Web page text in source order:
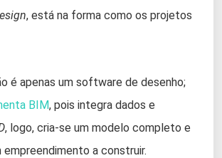
, está na forma como os projetos
é apenas um software de desenho;
BIM, pois integra dados e
, logo, cria-se um modelo completo e
empreendimento a construir.